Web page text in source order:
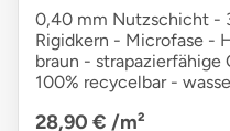
0,40 mm Nutzschicht -
Rigidkern - Microfase -
braun -
100% recycelbar -
28,90 € /m²